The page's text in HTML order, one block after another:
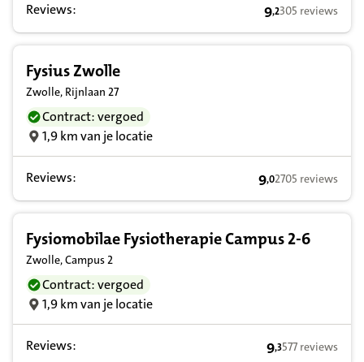
Reviews: 9,2 op basis van
9,2305 reviews
Fysius Zwolle
Zwolle, Rijnlaan 27
Contract: vergoed
1,9 km van je locatie
Reviews: 9,0 op basis van
9,02705 reviews
Fysiomobilae Fysiotherapie Campus 2-6
Zwolle, Campus 2
Contract: vergoed
1,9 km van je locatie
Reviews: 9,3 op basis van
9,3577 reviews